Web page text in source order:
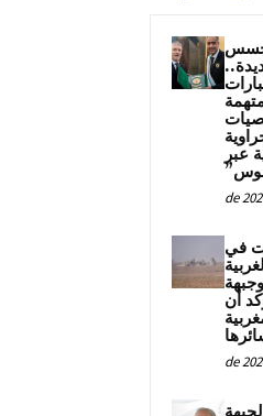
عبر
في
6% وجبهة
أن